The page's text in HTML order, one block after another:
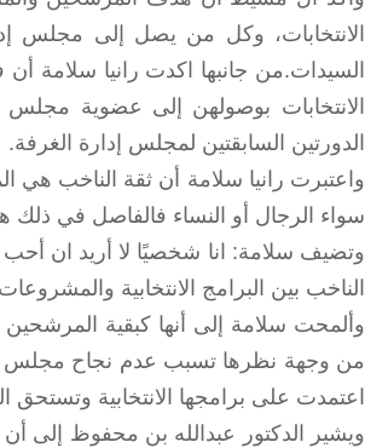
الانتخابات، وكل من يصل إلى مجلس
السيدات.من جانبها اكدت رانيا سلامة
الانتخابات بوصولهن إلى عضوية مجلس
الدورتين السابقتين لمجلس إدارة الغرفة.
واعتبرت رانيا سلامة أن ثقة الناخب
سواء الرجال أو النساء فالفاصل في
وتضيف سلامة: انا شخصيًا لا أريد ان أحب
الناخب بين البرامج الانتخابية
وألمحت سلامة إلى أنها كبقية
من وجهة نظرها تسبب عدم نجاح مجلس
اعتمدت على برامجها الانتخابية
ويشير الدكتور عبدالله بن محفوظ